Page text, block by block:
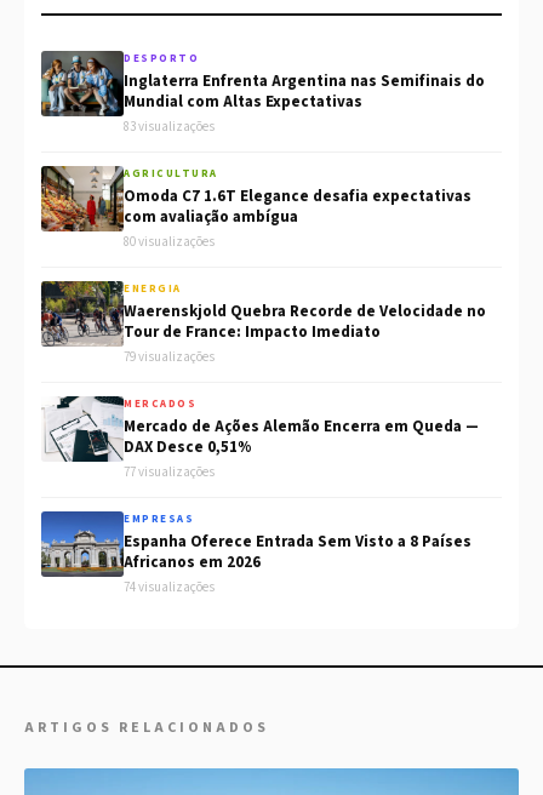
DESPORTO
Inglaterra Enfrenta Argentina nas Semifinais do
Mundial com Altas Expectativas
83 visualizações
AGRICULTURA
Omoda C7 1.6T Elegance desafia expectativas
com avaliação ambígua
80 visualizações
ENERGIA
Waerenskjold Quebra Recorde de Velocidade no
Tour de France: Impacto Imediato
79 visualizações
MERCADOS
Mercado de Ações Alemão Encerra em Queda —
DAX Desce 0,51%
77 visualizações
EMPRESAS
Espanha Oferece Entrada Sem Visto a 8 Países
Africanos em 2026
74 visualizações
ARTIGOS RELACIONADOS